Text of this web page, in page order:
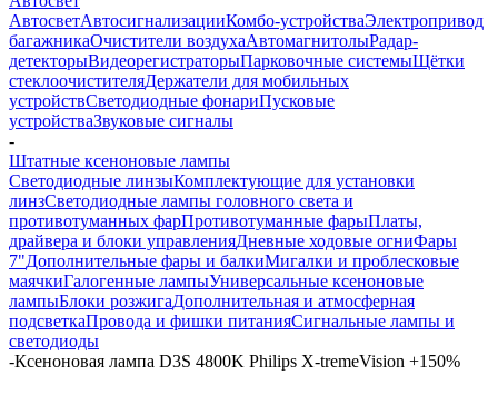
АвтосветАвтосигнализацииКомбо-устройстваЭлектропривод
багажникаОчистители воздухаАвтомагнитолыРадар-
детекторыВидеорегистраторыПарковочные системыЩётки
стеклоочистителяДержатели для мобильных
устройствСветодиодные фонариПусковые
устройстваЗвуковые сигналы
-
Штатные ксеноновые лампы
Светодиодные линзыКомплектующие для установки
линзСветодиодные лампы головного света и
противотуманных фарПротивотуманные фарыПлаты,
драйвера и блоки управленияДневные ходовые огниФары
7"Дополнительные фары и балкиМигалки и проблесковые
маячкиГалогенные лампыУниверсальные ксеноновые
лампыБлоки розжигаДополнительная и атмосферная
подсветкаПровода и фишки питанияCигнальные лампы и
светодиоды
-Ксеноновая лампа D3S 4800K Philips X-tremeVision +150%